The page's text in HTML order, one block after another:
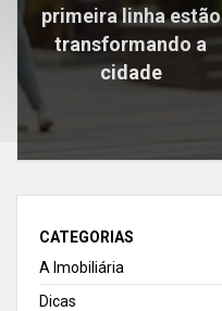
primeira linha estão
transformando a
cidade
CATEGORIAS
A Imobiliária
Dicas